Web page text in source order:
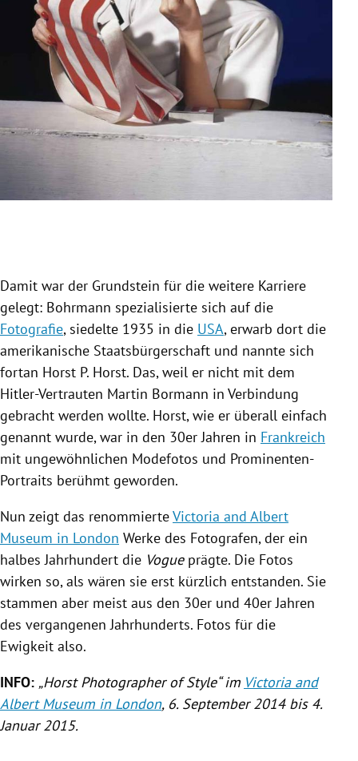
Damit war der Grundstein für die weitere Karriere
gelegt: Bohrmann spezialisierte sich auf die
Fotografie, siedelte 1935 in die USA, erwarb dort die
amerikanische Staatsbürgerschaft und nannte sich
fortan Horst P. Horst. Das, weil er nicht mit dem
Hitler-Vertrauten Martin Bormann in Verbindung
gebracht werden wollte. Horst, wie er überall einfach
genannt wurde, war in den 30er Jahren in Frankreich
mit ungewöhnlichen Modefotos und Prominenten-
Portraits berühmt geworden.
Nun zeigt das renommierteVictoria and Albert
Museum in London Werke des Fotografen, der ein
halbes Jahrhundert die Vogue prägte. Die Fotos
wirken so, als wären sie erst kürzlich entstanden. Sie
stammen aber meist aus den 30er und 40er Jahren
des vergangenen Jahrhunderts. Fotos für die
Ewigkeit also.
INFO: „Horst Photographer of Style“ im Victoria and
Albert Museum in London, 6. September 2014 bis 4.
Januar 2015.